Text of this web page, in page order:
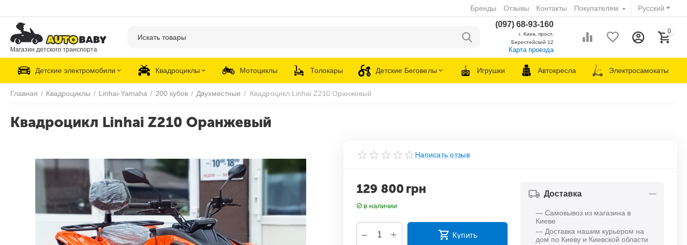
Русский
Бренды Отзывы Контакты Покупателям
Магазин детского транспорта
(097) 68-93-160
г. Киев, просп.
Берестейский 12
Карта проезда
0
Детские электромобили Квадроциклы Мотоциклы Толокары Детские Беговелы Игрушки Автокресла Электросамокаты
Главная / Квадроциклы / Linhai-Yamaha / 200 кубов / Двухместные / Квадроцикл Linhai Z210 Оранжевый
Квадроцикл Linhai Z210 Оранжевый
Написать отзыв
129 800 грн
в наличии
+
− Купить
Доставка
— Самовывоз из магазина в
Киеве
— Доставка нашим курьером на
дом по Киеву и Киевской области